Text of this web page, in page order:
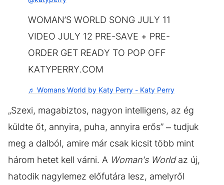
WOMAN’S WORLD SONG JULY 11
VIDEO JULY 12 PRE-SAVE + PRE-
ORDER GET READY TO POP OFF
KATYPERRY.COM
♬ Womans World by Katy Perry - Katy Perry
„Szexi, magabiztos, nagyon intelligens, az ég
küldte őt, annyira, puha, annyira erős” – tudjuk
meg a dalból, amire már csak kicsit több mint
három hetet kell várni. A Woman's Worldaz új,
hatodik nagylemez előfutára lesz, amelyről